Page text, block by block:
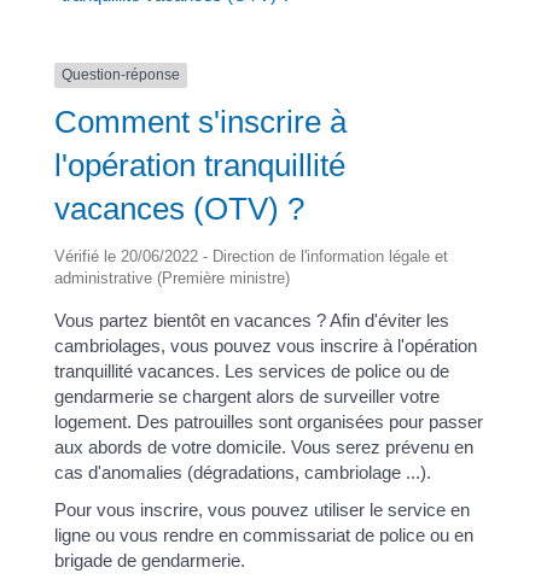
Question-réponse
Comment s'inscrire à
l'opération tranquillité
vacances (OTV) ?
Vérifié le 20/06/2022 - Direction de l'information légale et
administrative (Première ministre)
Vous partez bientôt en vacances ? Afin d'éviter les
cambriolages, vous pouvez vous inscrire à l'opération
tranquillité vacances. Les services de police ou de
gendarmerie se chargent alors de surveiller votre
logement. Des patrouilles sont organisées pour passer
aux abords de votre domicile. Vous serez prévenu en
cas d'anomalies (dégradations, cambriolage ...).
Pour vous inscrire, vous pouvez utiliser le service en
ligne ou vous rendre en commissariat de police ou en
brigade de gendarmerie.